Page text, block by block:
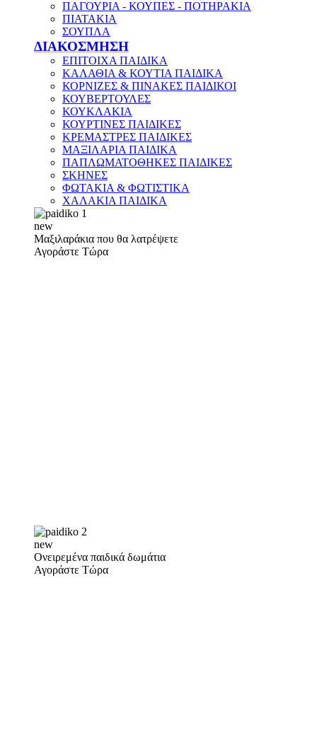
ΠΑΓΟΥΡΙΑ - ΚΟΥΠΕΣ - ΠΟΤΗΡΑΚΙΑ
ΠΙΑΤΑΚΙΑ
ΣΟΥΠΛΑ
ΔΙΑΚΟΣΜΗΣΗ
ΕΠΙΤΟΙΧΑ ΠΑΙΔΙΚΑ
ΚΑΛΑΘΙΑ & ΚΟΥΤΙΑ ΠΑΙΔΙΚΑ
ΚΟΡΝΙΖΕΣ & ΠΙΝΑΚΕΣ ΠΑΙΔΙΚΟΙ
ΚΟΥΒΕΡΤΟΥΛΕΣ
ΚΟΥΚΛΑΚΙΑ
ΚΟΥΡΤΙΝΕΣ ΠΑΙΔΙΚΕΣ
ΚΡΕΜΑΣΤΡΕΣ ΠΑΙΔΙΚΕΣ
ΜΑΞΙΛΑΡΙΑ ΠΑΙΔΙΚΑ
ΠΑΠΛΩΜΑΤΟΘΗΚΕΣ ΠΑΙΔΙΚΕΣ
ΣΚΗΝΕΣ
ΦΩΤΑΚΙΑ & ΦΩΤΙΣΤΙΚΑ
ΧΑΛΑΚΙΑ ΠΑΙΔΙΚΑ
new
Μαξιλαράκια που θα λατρέψετε
Αγοράστε Τώρα
new
Ονειρεμένα παιδικά δωμάτια
Αγοράστε Τώρα